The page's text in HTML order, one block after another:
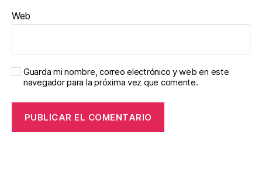
Web
Guarda mi nombre, correo electrónico y web en este
navegador para la próxima vez que comente.